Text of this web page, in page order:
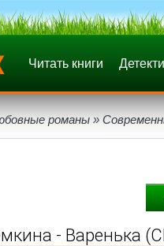
Читать книги
романы »
- Варенька